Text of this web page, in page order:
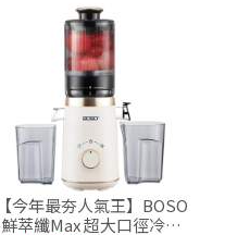
【今年最夯人氣王】BOSO
鮮萃纖Max 超大口徑冷壓